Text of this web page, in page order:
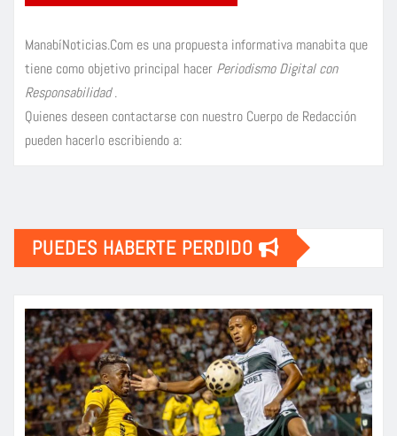
ManabíNoticias.Com es una propuesta informativa manabita que
tiene como objetivo principal hacer Periodismo Digital con
Responsabilidad.
Quienes deseen contactarse con nuestro Cuerpo de Redacción
pueden hacerlo escribiendo a:
PUEDES HABERTE PERDIDO